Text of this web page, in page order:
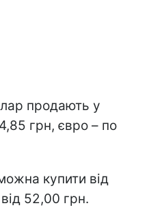
продають у
грн, євро – по
купити від
52,00 грн.